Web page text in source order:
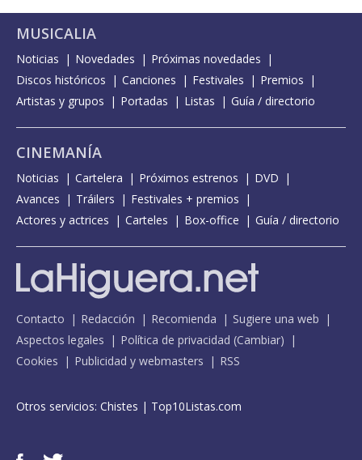
MUSICALIA
Noticias Novedades
Próximas novedades
Discos históricos
Canciones Festivales
Premios
Artistas y grupos
Portadas Listas Guía / directorio
CINEMANÍA
Noticias Cartelera Próximos estrenos
DVD
Avances
Tráilers
Festivales + premios
Actores y actrices
Carteles Box-office Guía / directorio
Contacto Redacción Recomienda
Sugiere una web
Aspectos legales
Política de privacidad (Cambiar)
Cookies
Publicidad y webmasters RSS
Otros servicios: Chistes | Top10Listas.com